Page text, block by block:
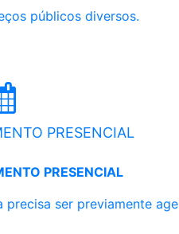
públicos diversos.
PRESENCIAL
PRESENCIAL
ser previamente